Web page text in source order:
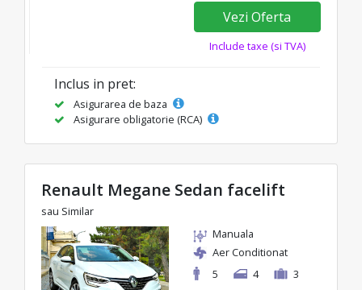
Vezi Oferta
Include taxe (si TVA)
Inclus in pret:
Asigurarea de baza
Asigurare obligatorie (RCA)
Renault Megane Sedan facelift
sau Similar
Manuala
Aer Conditionat
5
4 3